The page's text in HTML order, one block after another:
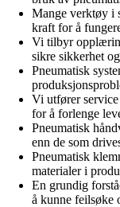
Mange verktøy i
kraft for å
Vi tilbyr
sikre sikkerhet
Pneumatisk
Vi utfører
for å forlenge
Pneumatisk
enn de som
Pneumatisk
materialer i
En grundig
å kunne feilsøke